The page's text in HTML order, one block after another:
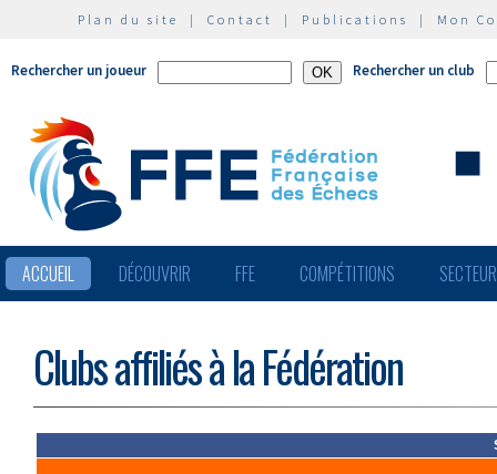
Plan du site | Contact | Publications | Mon
Rechercher un joueur Rechercher un club
ACCUEIL DÉCOUVRIR FFE COMPÉTITIONS
Clubs affiliés à la Fédération